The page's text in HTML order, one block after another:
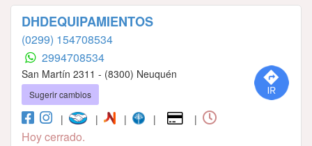
DHDEQUIPAMIENTOS
(0299) 154708534
2994708534
San Martín 2311 - (8300) Neuquén
Sugerir cambios
| | | | |
Hoy cerrado.